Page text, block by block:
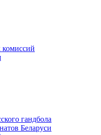
комиссий
гандбола
Беларуси